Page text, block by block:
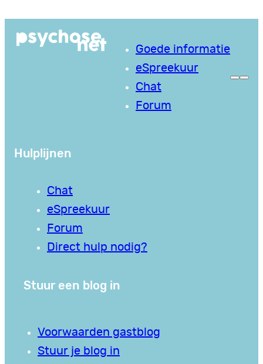
naar
Goede informatie
eSpreekuur
Chat
Forum
Hulplijnen
Chat
eSpreekuur
Forum
Direct hulp nodig?
Stuur een blog in
Voorwaarden gastblog
Stuur je blog in